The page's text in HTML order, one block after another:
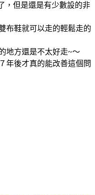
，但是還是有少數設的非
布鞋就可以走的輕鬆走的
地方還是不太好走~～
年後才真的能改善這個問